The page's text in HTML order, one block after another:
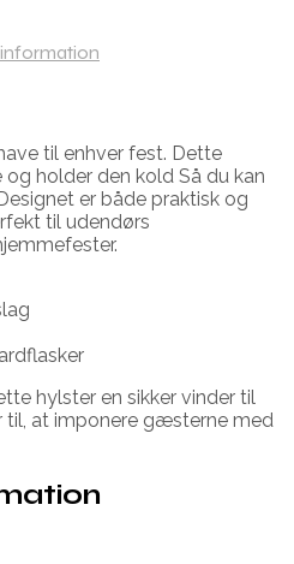
til enhver fest. Dette
holder den kold Så du kan
er både praktisk og
til udendørs
hylster en sikker vinder til
til, at imponere gæsterne med